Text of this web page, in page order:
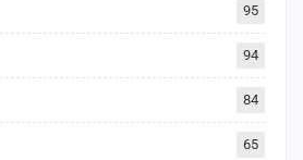
95
94
84
65